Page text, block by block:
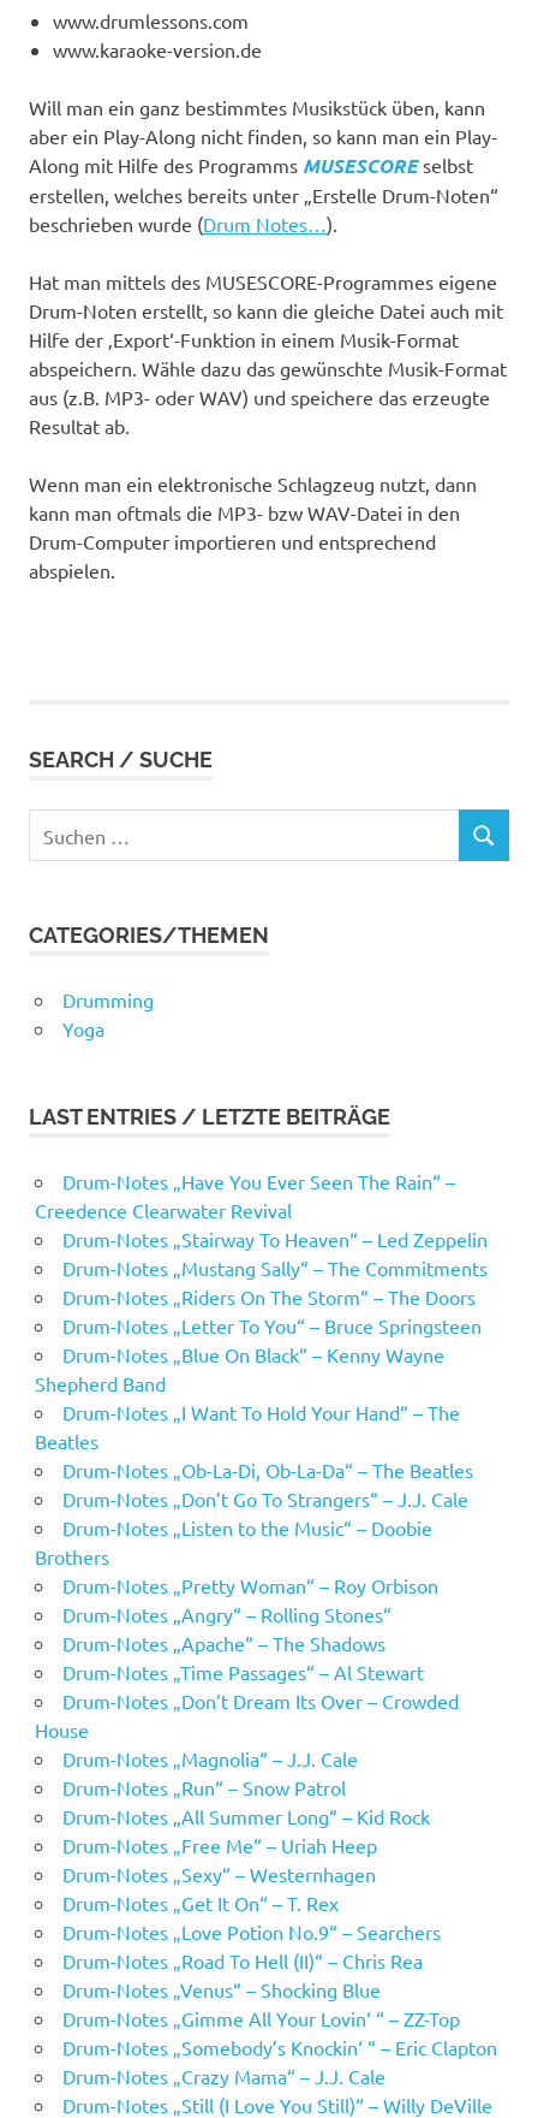
www.drumlessons.com
www.karaoke-version.de
Will man ein ganz bestimmtes Musikstück üben, kann
aber ein Play-Along nicht finden, so kann man ein Play-
Along mit Hilfe des Programms MUSESCOREselbst
erstellen, welches bereits unter „Erstelle Drum-Noten“
beschrieben wurde (Drum Notes…).
Hat man mittels des MUSESCORE-Programmes eigene
Drum-Noten erstellt, so kann die gleiche Datei auch mit
Hilfe der ‚Export‘-Funktion in einem Musik-Format
abspeichern. Wähle dazu das gewünschte Musik-Format
aus (z.B. MP3- oder WAV) und speichere das erzeugte
Resultat ab.
Wenn man ein elektronische Schlagzeug nutzt, dann
kann man oftmals die MP3- bzw WAV-Datei in den
Drum-Computer importieren und entsprechend
abspielen.
SEARCH / SUCHE
nach:
SUCHEN
CATEGORIES/THEMEN
Drumming
Yoga
LAST ENTRIES / LETZTE BEITRÄGE
Drum-Notes „Have You Ever Seen The Rain“ –
Creedence Clearwater Revival
Drum-Notes „Stairway To Heaven“ – Led Zeppelin
Drum-Notes „Mustang Sally“ – The Commitments
Drum-Notes „Riders On The Storm“ – The Doors
Drum-Notes „Letter To You“ – Bruce Springsteen
Drum-Notes „Blue On Black“ – Kenny Wayne
Shepherd Band
Drum-Notes „I Want To Hold Your Hand“ – The
Beatles
Drum-Notes „Ob-La-Di, Ob-La-Da“ – The Beatles
Drum-Notes „Don’t Go To Strangers“ – J.J. Cale
Drum-Notes „Listen to the Music“ – Doobie
Brothers
Drum-Notes „Pretty Woman“ – Roy Orbison
Drum-Notes „Angry“ – Rolling Stones“
Drum-Notes „Apache“ – The Shadows
Drum-Notes „Time Passages“ – Al Stewart
Drum-Notes „Don’t Dream Its Over – Crowded
House
Drum-Notes „Magnolia“ – J.J. Cale
Drum-Notes „Run“ – Snow Patrol
Drum-Notes „All Summer Long“ – Kid Rock
Drum-Notes „Free Me“ – Uriah Heep
Drum-Notes „Sexy“ – Westernhagen
Drum-Notes „Get It On“ – T. Rex
Drum-Notes „Love Potion No.9“ – Searchers
Drum-Notes „Road To Hell (II)“ – Chris Rea
Drum-Notes „Venus“ – Shocking Blue
Drum-Notes „Gimme All Your Lovin‘ “ – ZZ-Top
Drum-Notes „Somebody’s Knockin‘ “ – Eric Clapton
Drum-Notes „Crazy Mama“ – J.J. Cale
Drum-Notes „Still (I Love You Still)“ – Willy DeVille